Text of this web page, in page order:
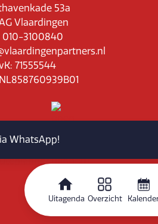
Uitagenda Overzicht
53a
AG Vlaardingen
010-3100840
71555544
WhatsApp!